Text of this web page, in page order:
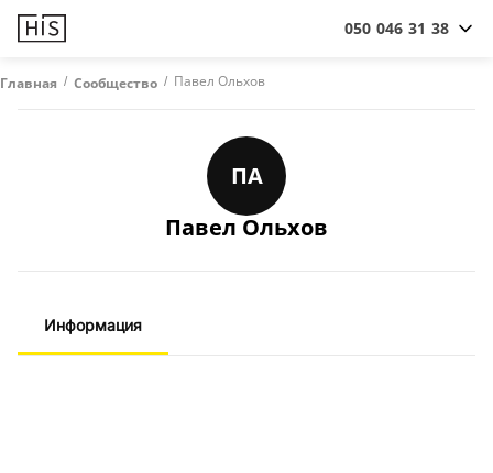
050 046 31 38
Главная / Сообщество / Павел Ольхов
ПА
Павел Ольхов
Информация